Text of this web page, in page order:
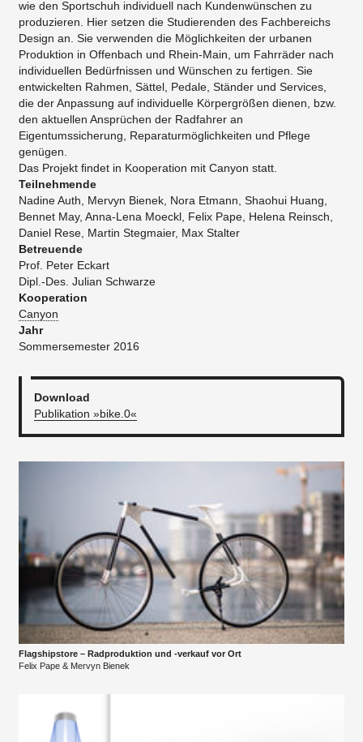
wie den Sportschuh individuell nach Kundenwünschen zu
produzieren. Hier setzen die Studierenden des Fachbereichs
Design an. Sie verwenden die Möglichkeiten der urbanen
Produktion in Offenbach und Rhein-Main, um Fahrräder nach
individuellen Bedürfnissen und Wünschen zu fertigen. Sie
entwickelten Rahmen, Sättel, Pedale, Ständer und Services,
die der Anpassung auf individuelle Körpergrößen dienen, bzw.
den aktuellen Ansprüchen der Radfahrer an
Eigentumssicherung, Reparaturmöglichkeiten und Pflege
genügen.
Das Projekt ﬁndet in Kooperation mit Canyon statt.
Teilnehmende
Nadine Auth, Mervyn Bienek, Nora Etmann, Shaohui Huang,
Bennet May, Anna-Lena Moeckl, Felix Pape, Helena Reinsch,
Daniel Rese, Martin Stegmaier, Max Stalter
Betreuende
Prof. Peter Eckart
Dipl.-Des. Julian Schwarze
Kooperation
Canyon
Jahr
Sommersemester 2016
Download
Publikation »bike.0«
Flagshipstore – Radproduktion und -verkauf vor Ort
Felix Pape & Mervyn Bienek